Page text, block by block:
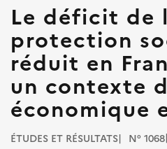
Le déficit de
protection
réduit en
un contexte
économique
ÉTUDES ET RÉSULTATS N° 1068